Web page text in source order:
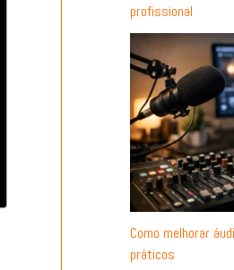
profissional
Como melhorar
práticos